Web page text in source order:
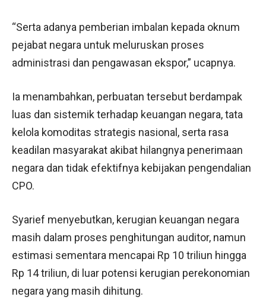
“Serta adanya pemberian imbalan kepada oknum
pejabat negara untuk meluruskan proses
administrasi dan pengawasan ekspor,” ucapnya.
Ia menambahkan, perbuatan tersebut berdampak
luas dan sistemik terhadap keuangan negara, tata
kelola komoditas strategis nasional, serta rasa
keadilan masyarakat akibat hilangnya penerimaan
negara dan tidak efektifnya kebijakan pengendalian
CPO.
Syarief menyebutkan, kerugian keuangan negara
masih dalam proses penghitungan auditor, namun
estimasi sementara mencapai Rp 10 triliun hingga
Rp 14 triliun, di luar potensi kerugian perekonomian
negara yang masih dihitung.